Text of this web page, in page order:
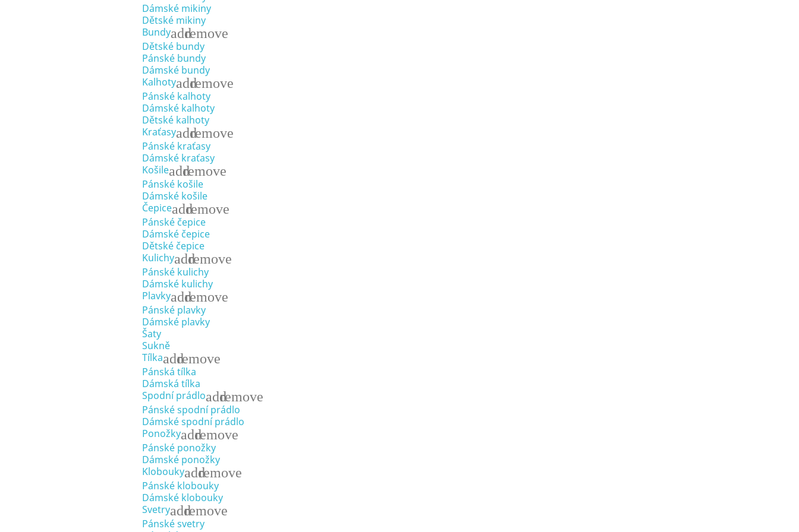
Dámské mikiny
Dětské mikiny
Bundyaddremove
Dětské bundy
Pánské bundy
Dámské bundy
Kalhotyaddremove
Pánské kalhoty
Dámské kalhoty
Dětské kalhoty
Kraťasyaddremove
Pánské kraťasy
Dámské kraťasy
Košileaddremove
Pánské košile
Dámské košile
Čepiceaddremove
Pánské čepice
Dámské čepice
Dětské čepice
Kulichyaddremove
Pánské kulichy
Dámské kulichy
Plavkyaddremove
Pánské plavky
Dámské plavky
Šaty
Sukně
Tílkaaddremove
Pánská tílka
Dámská tílka
Spodní prádloaddremove
Pánské spodní prádlo
Dámské spodní prádlo
Ponožkyaddremove
Pánské ponožky
Dámské ponožky
Kloboukyaddremove
Pánské klobouky
Dámské klobouky
Svetryaddremove
Pánské svetry